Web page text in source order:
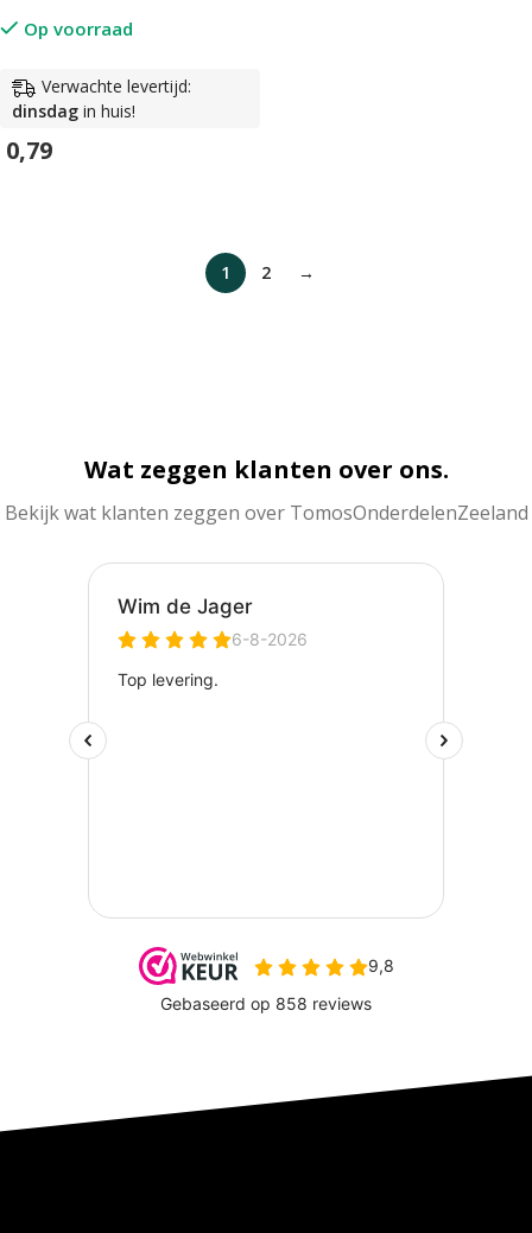
Op voorraad
Verwachte levertijd:
dinsdag in huis!
0,79
1 2 →
Wat zeggen klanten over ons.
Bekijk wat klanten zeggen over TomosOnderdelenZeeland